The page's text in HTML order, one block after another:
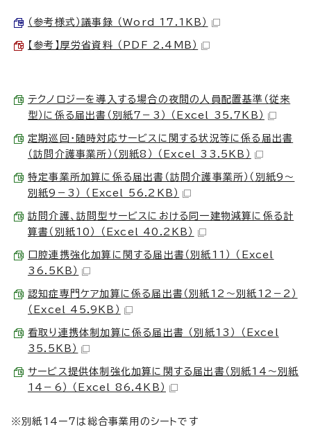
（参考様式）議事録 （Word 17.1KB）
【参考】厚労省資料 （PDF 2.4MB）
テクノロジーを導入する場合の夜間の人員配置基準（従来
型）に係る届出書（別紙7－3） （Excel 35.7KB）
定期巡回・随時対応サービスに関する状況等に係る届出書
（訪問介護事業所）（別紙8） （Excel 33.5KB）
特定事業所加算に係る届出書（訪問介護事業所）（別紙9～
別紙9－3） （Excel 56.2KB）
訪問介護、訪問型サービスにおける同一建物減算に係る計
算書（別紙10） （Excel 40.2KB）
口腔連携強化加算に関する届出書（別紙11） （Excel
36.5KB）
認知症専門ケア加算に係る届出書（別紙12～別紙12－2）
（Excel 45.9KB）
看取り連携体制加算に係る届出書 （別紙13） （Excel
35.5KB）
サービス提供体制強化加算に関する届出書（別紙14～別紙
14－6） （Excel 86.4KB）
※別紙14ー7は総合事業用のシートです